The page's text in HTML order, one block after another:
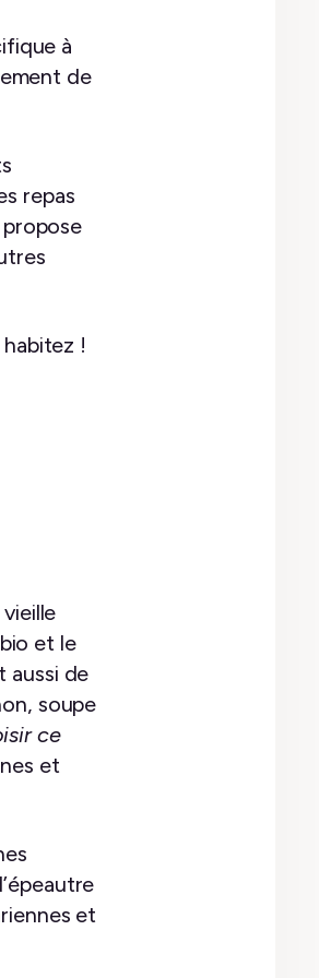
à
de
repas
propose
!
et le
aussi de
soupe
ce
et
et